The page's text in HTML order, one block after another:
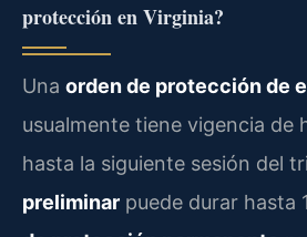
protección en Virginia?
Una orden de protección de
usualmente tiene vigencia de
hasta la siguiente sesión del
preliminar puede durar hasta